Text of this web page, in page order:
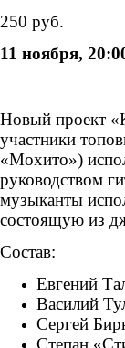
250 руб.
11 ноября,
Новый проект
участники
«Мохито»)
руководством
музыканты
состоящую из
Состав:
Евгений
Василий
Сергей
Степан